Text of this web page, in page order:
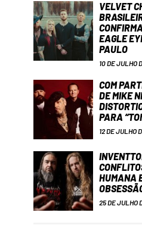
VELVET
EAGLE
PAULO
10 DE JULHO
COM
DE MIKE
PARA
12 DE JULHO
HUMANA
25 DE JULHO